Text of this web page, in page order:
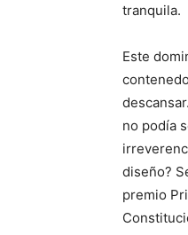
tranquila.
Este
no podía
diseño?
premio